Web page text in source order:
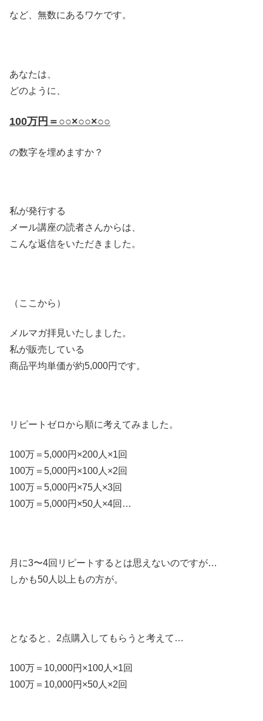
など、無数にあるワケです。
あなたは、
どのように、
100万円＝ ○○×○○×○○
の数字を埋めますか？
私が発行する
メール講座の読者さんからは、
こんな返信をいただきました。
（ここから）
メルマガ拝見いたしました。
私が販売している
商品平均単価が約5,000円です。
リピートゼロから順に考えてみました。
100万＝5,000円×200人×1回
100万＝5,000円×100人×2回
100万＝5,000円×75人×3回
100万＝5,000円×50人×4回…
月に3〜4回リピートするとは思えないのですが…
しかも50人以上もの方が。
となると、2点購入してもらうと考えて…
100万＝10,000円×100人×1回
100万＝10,000円×50人×2回